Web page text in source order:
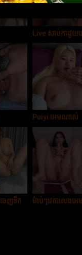
Live សាប់កាដួ
Puiyi អេមណាស់
េញទឹក ម៉ាប់ៗវេតាលេង